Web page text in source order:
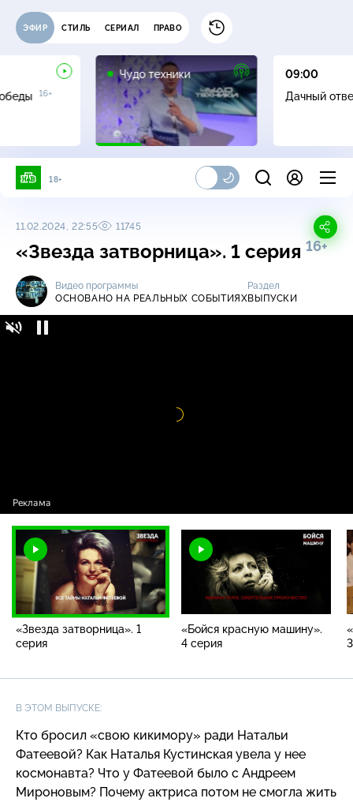
ЭФИР СТИЛЬ СЕРИАЛ ПРАВО
16+
Чудо техники
09:00
Дачный
18+
11.02.2024, 22:55 11745
«Звезда затворница». 1 серия 16+
Видео программы
ОСНОВАНО НА РЕАЛЬНЫХ СОБЫТИЯХ
Раздел
ВЫПУСКИ
Видео
«Звезда затворница». 1
серия
«Бойся красную машину».
4 серия
В ЭТОМ ВЫПУСКЕ:
Кто бросил «свою кикимору» ради Натальи
Фатеевой? Как Наталья Кустинская увела у нее
космонавта? Что у Фатеевой было с Андреем
Мироновым? Почему актриса потом не смогла жить